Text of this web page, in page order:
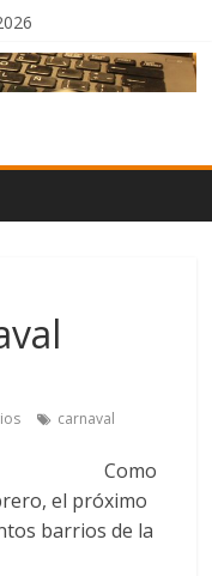
carnaval
Como
el próximo
barrios de la